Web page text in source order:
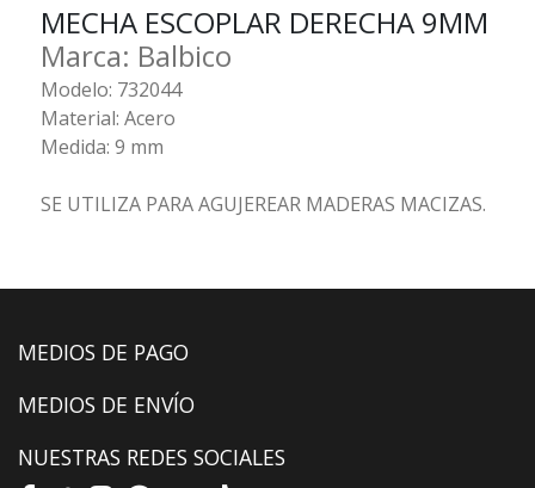
MECHA ESCOPLAR DERECHA 9MM
Marca: Balbico
Modelo: 732044
Material: Acero
Medida: 9 mm
SE UTILIZA PARA AGUJEREAR MADERAS MACIZAS.
MEDIOS DE PAGO
MEDIOS DE ENVÍO
NUESTRAS REDES SOCIALES